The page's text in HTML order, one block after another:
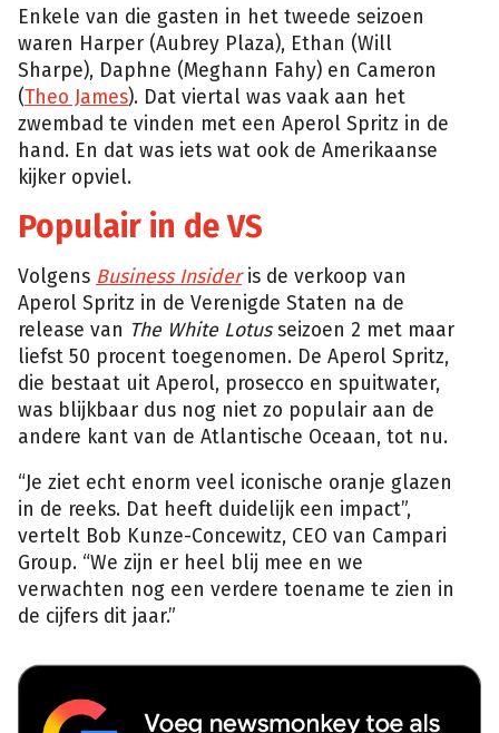
Enkele van die gasten in het tweede seizoen
waren Harper (Aubrey Plaza), Ethan (Will
Sharpe), Daphne (Meghann Fahy) en Cameron
(Theo James). Dat viertal was vaak aan het
zwembad te vinden met een Aperol Spritz in de
hand. En dat was iets wat ook de Amerikaanse
kijker opviel.
Populair in de VS
Volgens Business Insideris de verkoop van
Aperol Spritz in de Verenigde Staten na de
release van The White Lotusseizoen 2 met maar
liefst 50 procent toegenomen. De Aperol Spritz,
die bestaat uit Aperol, prosecco en spuitwater,
was blijkbaar dus nog niet zo populair aan de
andere kant van de Atlantische Oceaan, tot nu.
“Je ziet echt enorm veel iconische oranje glazen
in de reeks. Dat heeft duidelijk een impact”,
vertelt Bob Kunze-Concewitz, CEO van Campari
Group. “We zijn er heel blij mee en we
verwachten nog een verdere toename te zien in
de cijfers dit jaar.”